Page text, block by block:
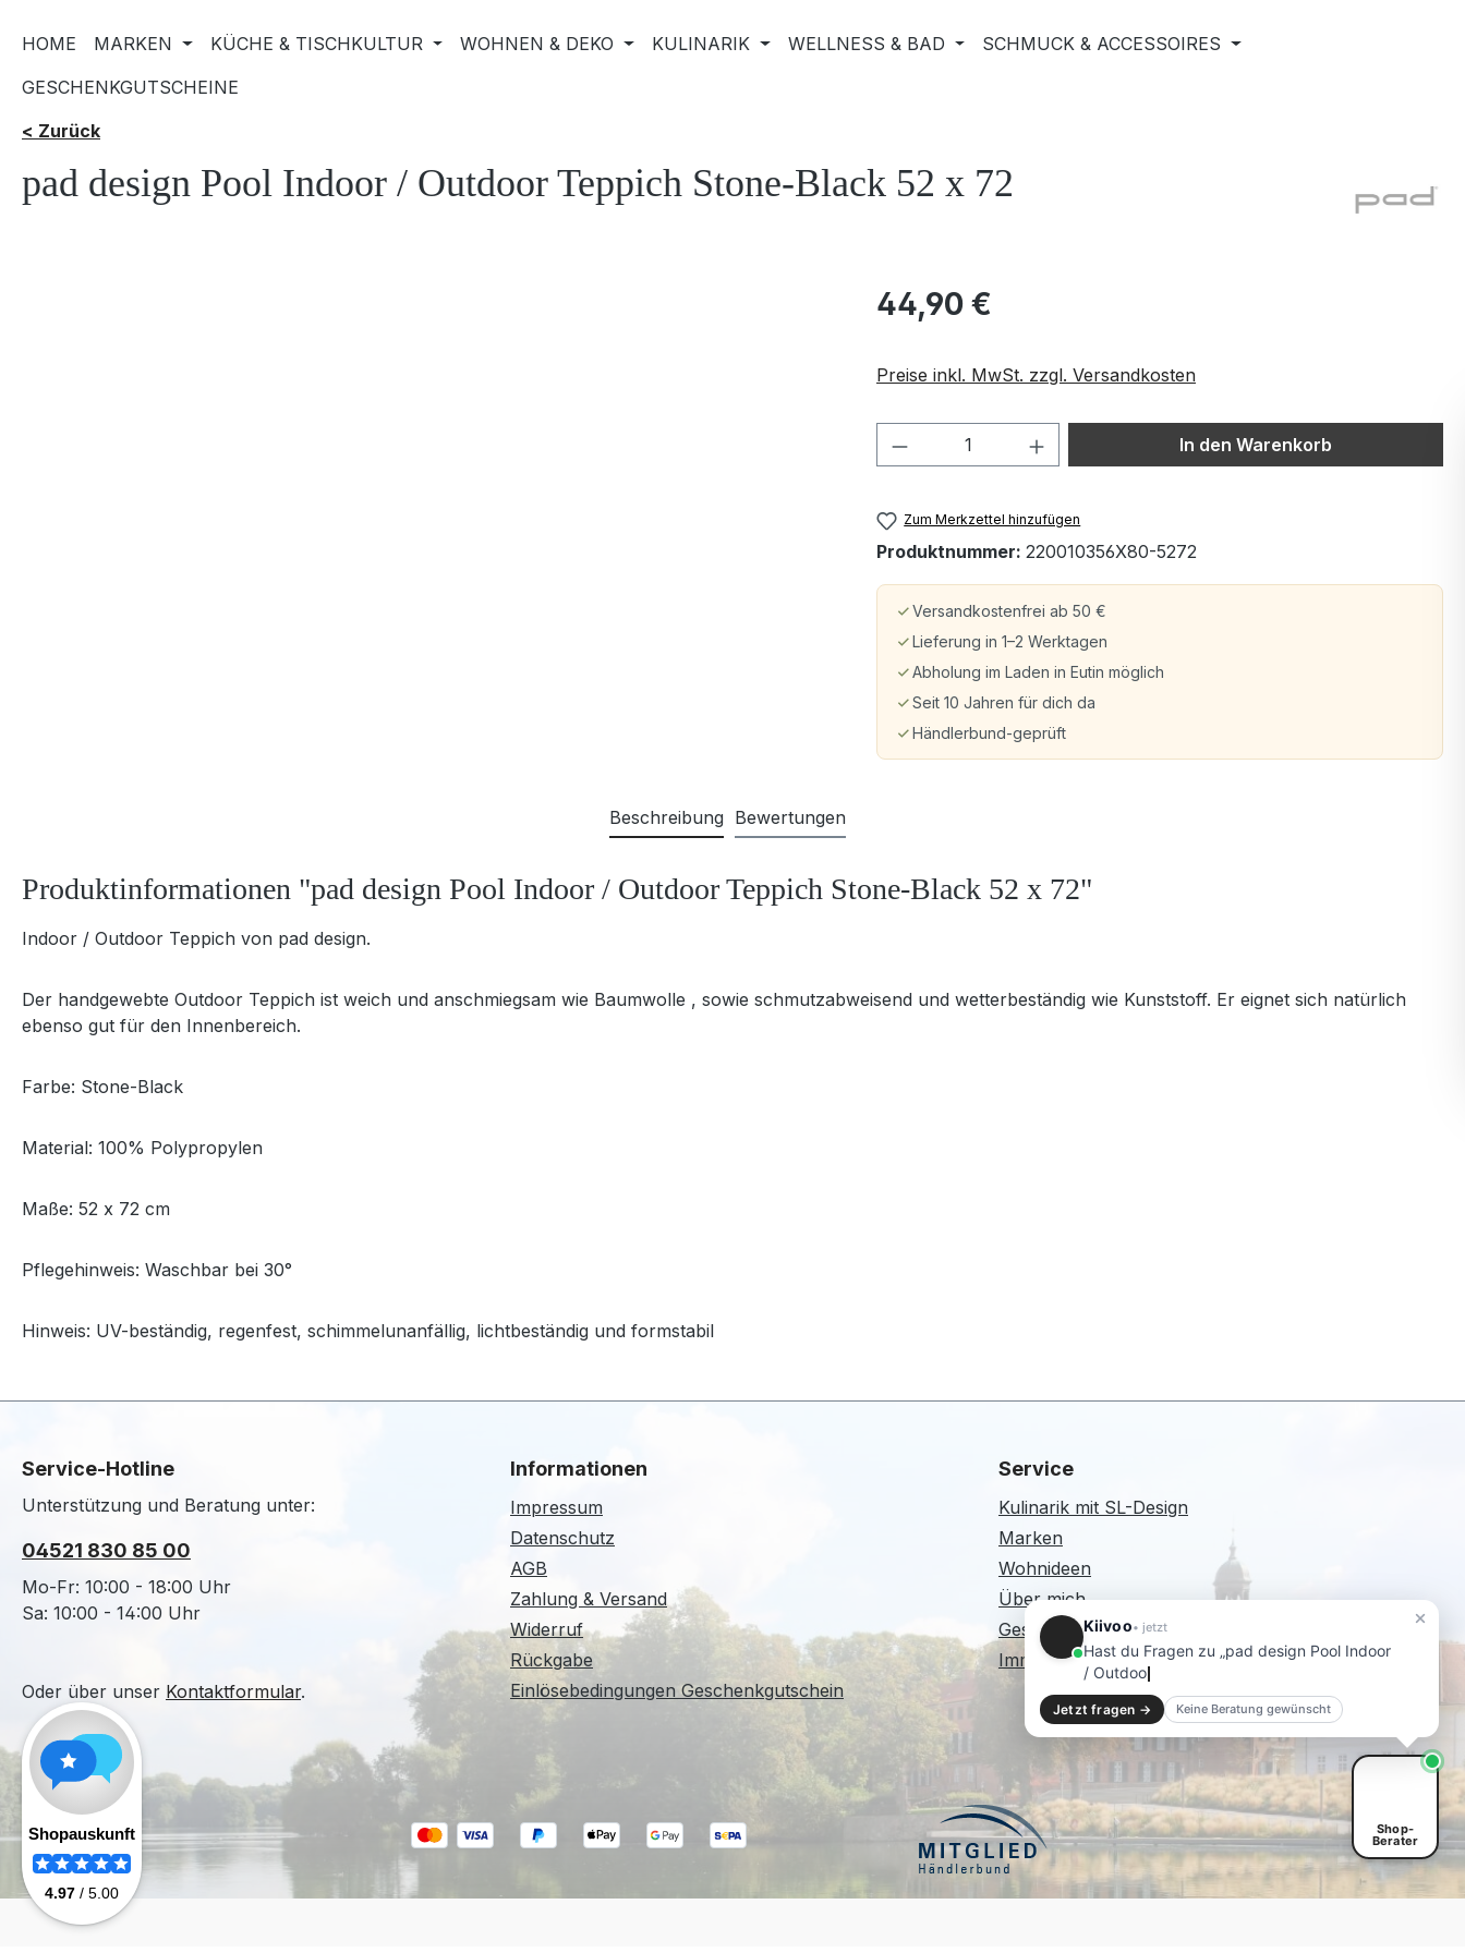
HOME MARKEN KÜCHE & TISCHKULTUR WOHNEN & DEKO KULINARIK WELLNESS & BAD
SCHMUCK & ACCESSOIRES
GESCHENKGUTSCHEINE
< Zurück
pad design Pool Indoor / Outdoor Teppich Stone-Black 52 x 72
44,90 €
Preise inkl. MwSt. zzgl. Versandkosten
Produkt Anzahl: Gib den gewünschten Wert
In den Warenkorb
Zum Merkzettel hinzufügen
Produktnummer: 220010356X80-5272
Versandkostenfrei ab 50 €
Lieferung in 1–2 Werktagen
Abholung im Laden in Eutin möglich
Seit 10 Jahren für dich da
Händlerbund-geprüft
Beschreibung Bewertungen
Produktinformationen "pad design Pool Indoor / Outdoor Teppich Stone-Black 52 x 72"
Indoor / Outdoor Teppich von pad design.
Der handgewebte Outdoor Teppich ist weich und anschmiegsam wie Baumwolle , sowie schmutzabweisend und wetterbeständig wie Kunststoff. Er eignet sich natürlich
ebenso gut für den Innenbereich.
Farbe: Stone-Black
Material: 100% Polypropylen
Maße: 52 x 72 cm
Pflegehinweis: Waschbar bei 30°
Hinweis: UV-beständig, regenfest, schimmelunanfällig, lichtbeständig und formstabil
Service-Hotline
Unterstützung und Beratung unter:
04521 830 85 00
Mo-Fr: 10:00 - 18:00 Uhr
Sa: 10:00 - 14:00 Uhr
Oder über unser Kontaktformular.
Informationen
Impressum
Datenschutz
AGB
Zahlung & Versand
Widerruf
Rückgabe
Einlösebedingungen Geschenkgutschein
Service
Kulinarik mit SL-Design
Marken
Wohnideen
Über mich
Geschenkgutscheine
Immer wieder Sonntags
Shop-
Berater
Kiivoo• jetzt
Hast du Fragen zu „pad design Pool Indoor
/ Outdoor Teppich Stone
Jetzt fragen → Keine Beratung gewünscht